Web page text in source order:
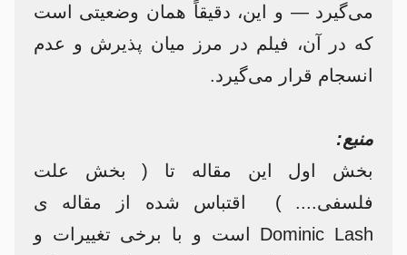
می‌گیرد — و این، دقیقاً همان وضعیتی است
که در آن، فیلم در مرز میان پذیرش و عدم
انسجام قرار می‌گیرد.
منبع:
بخش اول این مقاله تا
( بخش علت
فلسفی.... ) اقتباس شده از مقاله ی
Dominic Lash است و با برخی تغییرات و